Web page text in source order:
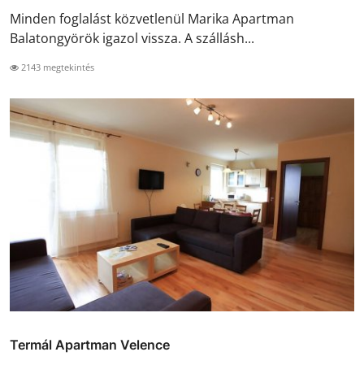
Minden foglalást közvetlenül Marika Apartman
Balatongyörök igazol vissza. A szállásh...
2143 megtekintés
Termál Apartman Velence